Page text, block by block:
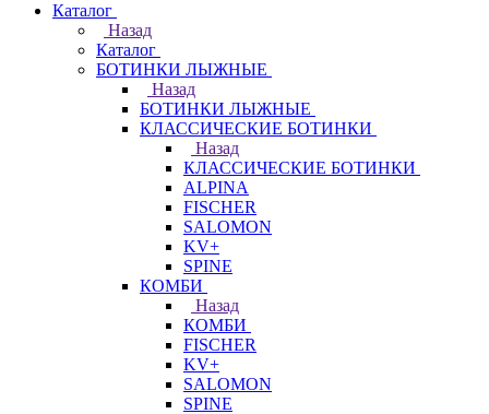
Каталог
Назад
Каталог
БОТИНКИ ЛЫЖНЫЕ
Назад
БОТИНКИ ЛЫЖНЫЕ
КЛАССИЧЕСКИЕ БОТИНКИ
Назад
КЛАССИЧЕСКИЕ БОТИНКИ
ALPINA
FISCHER
SALOMON
KV+
SPINE
КОМБИ
Назад
КОМБИ
FISCHER
KV+
SALOMON
SPINE